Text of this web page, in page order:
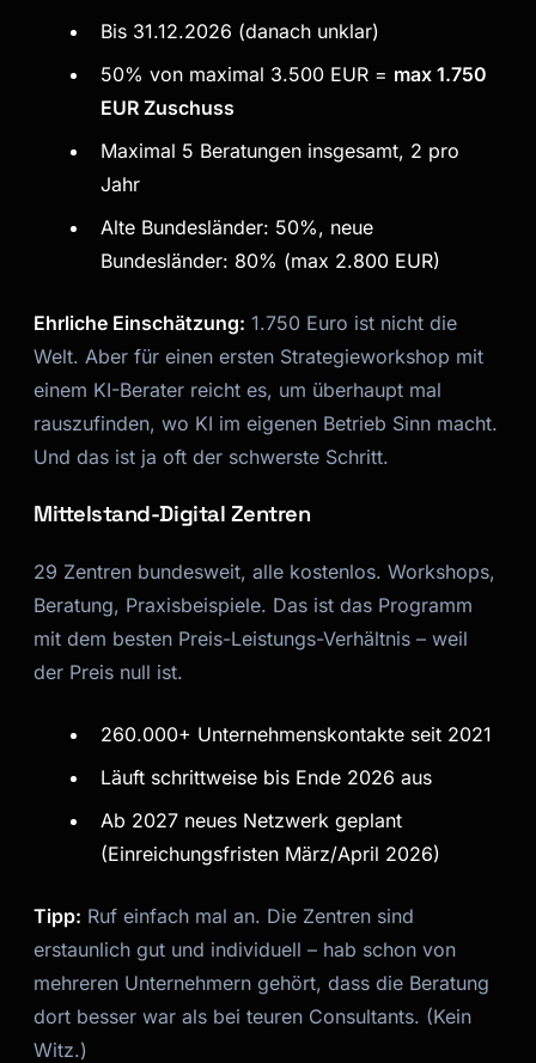
Bis 31.12.2026 (danach unklar)
50% von maximal 3.500 EUR = max 1.750
EUR Zuschuss
Maximal 5 Beratungen insgesamt, 2 pro
Jahr
Alte Bundesländer: 50%, neue
Bundesländer: 80% (max 2.800 EUR)
Ehrliche Einschätzung: 1.750 Euro ist nicht die
Welt. Aber für einen ersten Strategieworkshop mit
einem KI-Berater reicht es, um überhaupt mal
rauszufinden, wo KI im eigenen Betrieb Sinn macht.
Und das ist ja oft der schwerste Schritt.
Mittelstand-Digital Zentren
29 Zentren bundesweit, alle kostenlos. Workshops,
Beratung, Praxisbeispiele. Das ist das Programm
mit dem besten Preis-Leistungs-Verhältnis – weil
der Preis null ist.
260.000+ Unternehmenskontakte seit 2021
Läuft schrittweise bis Ende 2026 aus
Ab 2027 neues Netzwerk geplant
(Einreichungsfristen März/April 2026)
Tipp: Ruf einfach mal an. Die Zentren sind
erstaunlich gut und individuell – hab schon von
mehreren Unternehmern gehört, dass die Beratung
dort besser war als bei teuren Consultants. (Kein
Witz.)